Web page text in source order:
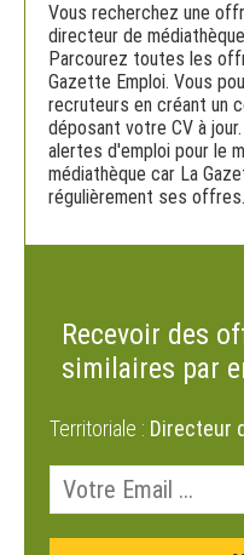
Vous recherchez une
directeur de
Parcourez toutes les
Gazette Emploi. Vous
recruteurs en créant un
déposant votre CV à
alertes d'emploi pour le
médiathèque car La
régulièrement ses offres.
Recevoir des
similaires par
Territoriale : Directeur